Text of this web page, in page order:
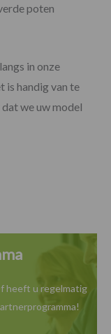
poten
in onze
is handig van te
we uw model
heeft u regelmatig